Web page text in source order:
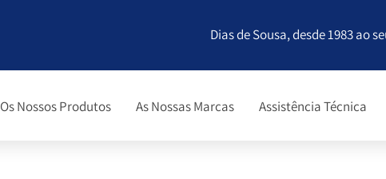
Dias de Sousa, desde 1983 ao
Os Nossos Produtos As Nossas Marcas Assistência Técnica